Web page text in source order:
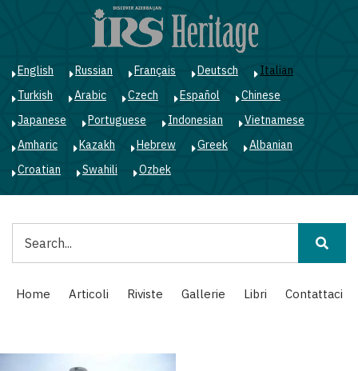
English Russian Français Deutsch
Italian
Turkish
Arabic Czech Español
Chinese
Japanese
Portuguese Indonesian
Vietnamese
Amharic
Kazakh Hebrew Greek
Albanian
Croatian
Swahili Ozbek
Main
navigation
Home Articoli Riviste Gallerie Libri Contattaci